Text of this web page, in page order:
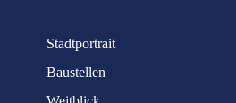
Stadtportrait
Baustellen